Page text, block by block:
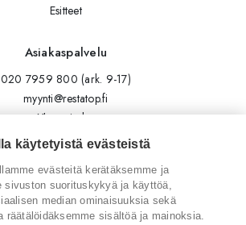
Esitteet
Asiakaspalvelu
020 7959 800 (ark. 9-17)
myynti@restatop.fi
Yhteystiedot
Lähetä viesti
Seuraa meitä
Tilaa uutiskirje
käytetyistä evästeistä
evästeitä kerätäksemme ja
sivuston suorituskykyä ja käyttöä,
median ominaisuuksia sekä
räätälöidäksemme sisältöä ja mainoksia.